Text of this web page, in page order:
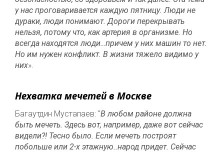
у нас проговаривается каждую пятницу. Люди не
дураки, люди понимают. Дороги перекрывать
нельзя, потому что, как артерия в организме. Но
всегда находятся люди…причем у них машин то нет.
Но им нужен конфликт. В жизни тяжело видимо у
них».
Нехватка мечетей в Москве
Багаутдин Мустапаев: "В любом районе должна
быть мечеть. Здесь вот, например, даже вот сейчас
видели?! Тесно было. Если мечеть построят
побольше или 2-х этажную..народ придет. Сейчас